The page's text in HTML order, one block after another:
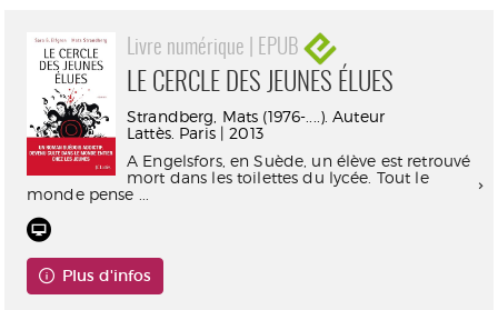
Livre numérique | EPUB
LE CERCLE DES JEUNES ÉLUES
Strandberg, Mats (1976-....). Auteur
Lattès. Paris | 2013
A Engelsfors, en Suède, un élève est retrouvé
mort dans les toilettes du lycée. Tout le
monde pense ...
Plus d'infos